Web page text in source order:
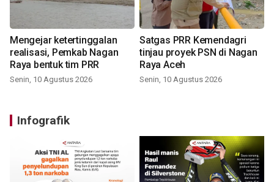
Mengejar ketertinggalan
realisasi, Pemkab Nagan
Raya bentuk tim PRR
Senin, 10 Agustus 2026
Satgas PRR Kemendagri
tinjau proyek PSN di Nagan
Raya Aceh
Senin, 10 Agustus 2026
Infografik